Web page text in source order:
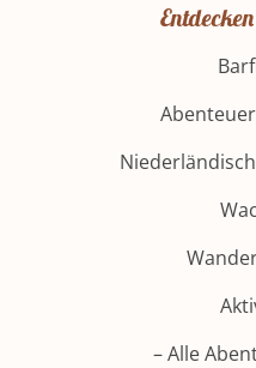
Und erhalten Sie
den Park,
(max.
– Alle